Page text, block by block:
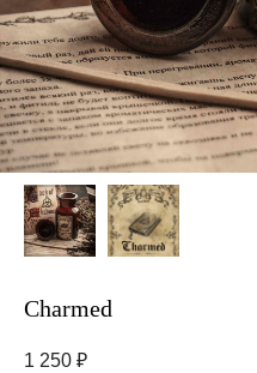
Charmed
1 250 ₽